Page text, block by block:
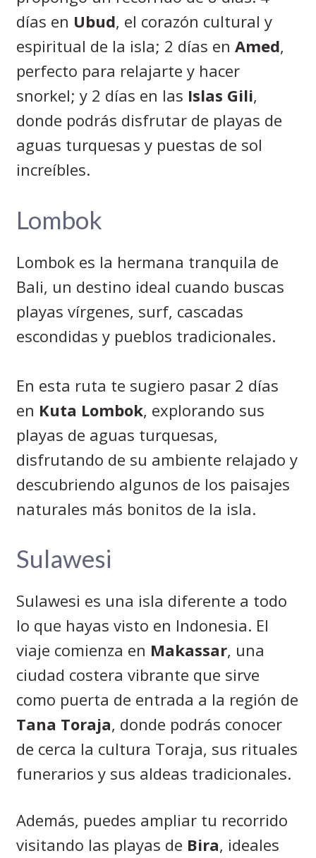
días en Ubud, el corazón cultural y
espiritual de la isla; 2 días en Amed,
perfecto para relajarte y hacer
snorkel; y 2 días en las Islas Gili,
donde podrás disfrutar de playas de
aguas turquesas y puestas de sol
increíbles.
Lombok
Lombok es la hermana tranquila de
Bali, un destino ideal cuando buscas
playas vírgenes, surf, cascadas
escondidas y pueblos tradicionales.
En esta ruta te sugiero pasar 2 días
en Kuta Lombok, explorando sus
playas de aguas turquesas,
disfrutando de su ambiente relajado y
descubriendo algunos de los paisajes
naturales más bonitos de la isla.
Sulawesi
Sulawesi es una isla diferente a todo
lo que hayas visto en Indonesia. El
viaje comienza en Makassar, una
ciudad costera vibrante que sirve
como puerta de entrada a la región de
Tana Toraja, donde podrás conocer
de cerca la cultura Toraja, sus rituales
funerarios y sus aldeas tradicionales.
Además, puedes ampliar tu recorrido
visitando las playas de Bira, ideales